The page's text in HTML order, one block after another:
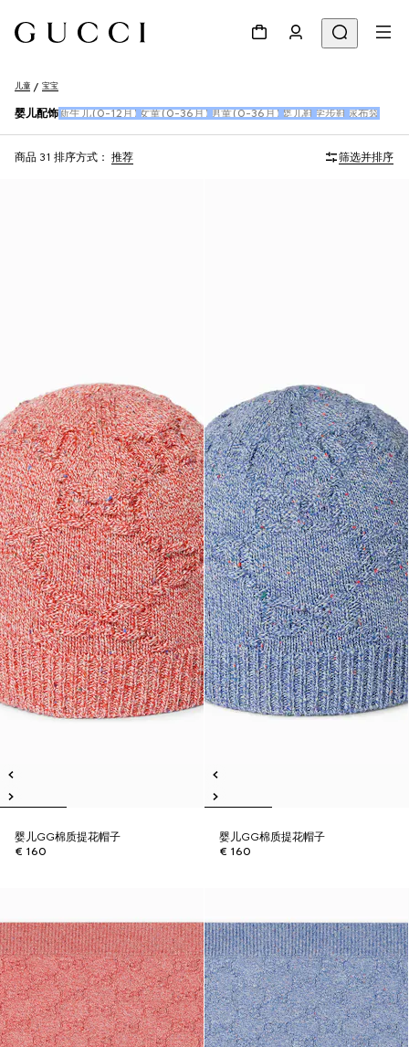
儿童 宝宝
婴儿配饰 新生儿(0-12月) 女童(0-36月) 男童(0-36月) 婴儿鞋 学步鞋 尿布袋
商品 31 排序方式： 推荐 筛选并排序
婴儿GG棉质提花帽子
€ 160
婴儿GG棉质提花帽子
€ 160